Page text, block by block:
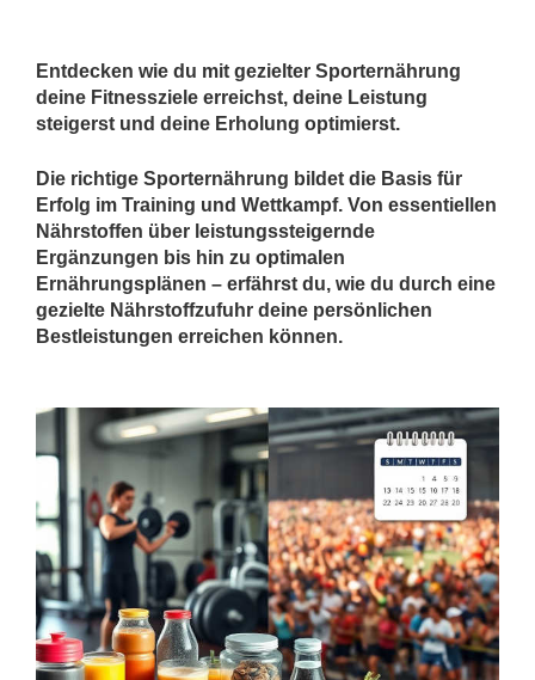
Entdecken wie du mit gezielter Sporternährung
deine Fitnessziele erreichst, deine Leistung
steigerst und deine Erholung optimierst.
Die richtige Sporternährung bildet die Basis für
Erfolg im Training und Wettkampf. Von essentiellen
Nährstoffen über leistungssteigernde
Ergänzungen bis hin zu optimalen
Ernährungsplänen – erfährst du, wie du durch eine
gezielte Nährstoffzufuhr deine persönlichen
Bestleistungen erreichen können.